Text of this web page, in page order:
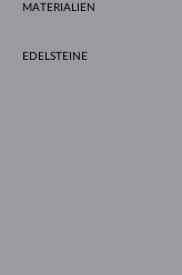
MATERIALIEN
EDELSTEINE